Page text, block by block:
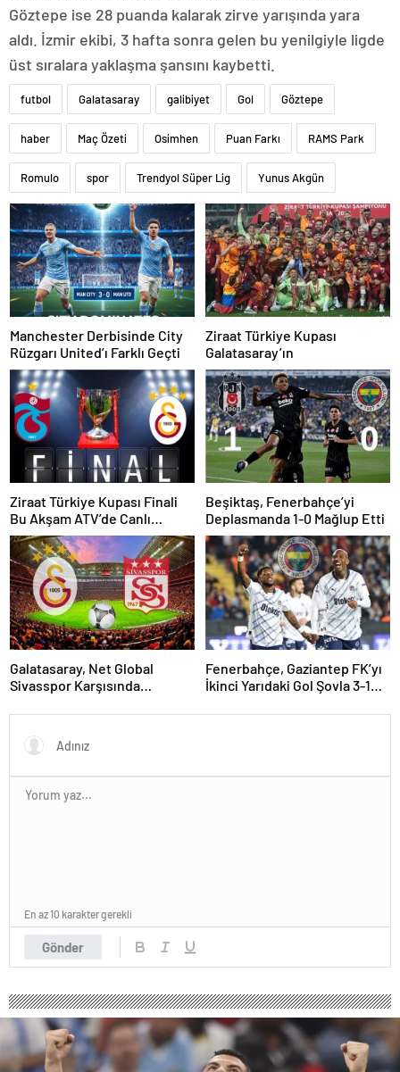
Göztepe ise 28 puanda kalarak zirve yarışında yara
aldı. İzmir ekibi, 3 hafta sonra gelen bu yenilgiyle ligde
üst sıralara yaklaşma şansını kaybetti.
futbol Galatasaray galibiyet Gol Göztepe
haber Maç Özeti Osimhen Puan Farkı RAMS Park
Romulo spor Trendyol Süper Lig Yunus Akgün
Manchester Derbisinde City
Rüzgarı United’ı Farklı Geçti
Ziraat Türkiye Kupası
Galatasaray’ın
Ziraat Türkiye Kupası Finali
Bu Akşam ATV’de Canlı
Yayınlanacak
Beşiktaş, Fenerbahçe’yi
Deplasmanda 1-0 Mağlup Etti
Galatasaray, Net Global
Sivasspor Karşısında
Sürdürmek İstiyor
Fenerbahçe, Gaziantep FK’yı
İkinci Yarıdaki Gol Şovla 3-1
Gönder
En az 10 karakter gerekli